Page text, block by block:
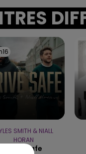
SMITH & NIALL
HORAN
Drive Safe